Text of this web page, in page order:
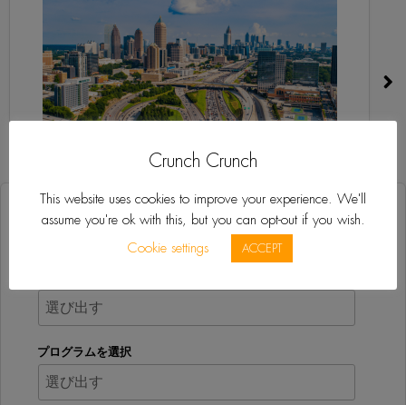
今すぐ無料見積もりを取得
プログラムを選択
Crunch Crunch
This website uses cookies to improve your experience. We'll
assume you're ok with this, but you can opt-out if you wish.
Cookie settings
ACCEPT